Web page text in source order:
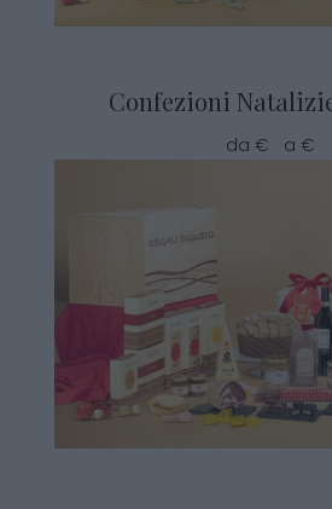
Confezioni
da € a €